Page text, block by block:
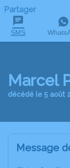
Partager
SMS
Marcel
décédé le 5 août
Message